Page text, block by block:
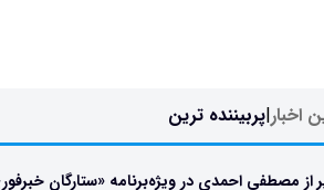
اخبار|پربیننده ترین
از مصطفی احمدی در ویژه‌برنامه «ستارگان